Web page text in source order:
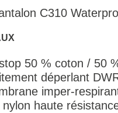
C310
50 % coton / 50
déperlant
imper-
nylon haute